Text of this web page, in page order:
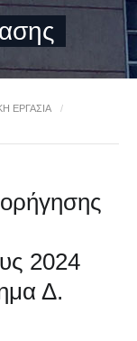
ΕΡΓΑΣΙΑ
/
2024
Δ.